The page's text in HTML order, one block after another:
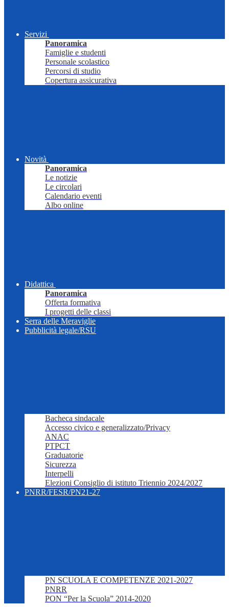
Servizi
Panoramica
Famiglie e studenti
Personale scolastico
Percorsi di studio
Copertura assicurativa
Novità
Panoramica
Le notizie
Le circolari
Calendario eventi
Albo online
Didattica
Panoramica
Offerta formativa
I progetti delle classi
Serra delle Meraviglie
Pubblicità legale/RSU
Bacheca sindacale
Accesso civico e generalizzato/Privacy
ANAC
PTPCT
Graduatorie
Sicurezza
Interpelli
Elezioni Consiglio di istituto Triennio 2024/2027
PNRR/FESR/PN21-27
PN SCUOLA E COMPETENZE 2021-2027
PNRR
PON “Per la Scuola” 2014-2020